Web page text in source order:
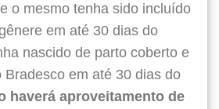
o mesmo tenha sido incluído
em até 30 dias do
nascido de parto coberto e
Bradesco em até 30 dias do
haverá aproveitamento de